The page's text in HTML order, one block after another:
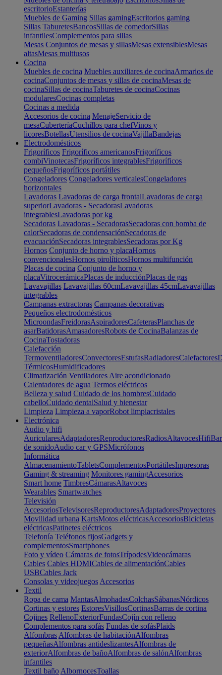
escritorioEstanterías
Muebles de Gaming Sillas gamingEscritorios gaming
Sillas TaburetesBancosSillas de comedorSillas
infantilesComplementos para sillas
Mesas Conjuntos de mesas y sillasMesas extensiblesMesas
altasMesas multiusos
Cocina
Muebles de cocina Muebles auxiliares de cocinaArmarios de
cocinaConjuntos de mesas y sillas de cocinaMesas de
cocinaSillas de cocinaTaburetes de cocinaCocinas
modularesCocinas completas
Cocinas a medida
Accesorios de cocina MenajeServicio de
mesaCuberteríaCuchillos para chefVinos y
licoresBotellasUtensilios de cocinaVajillaBandejas
Electrodomésticos
Frigoríficos Frigoríficos americanosFrigoríficos
combiVinotecasFrigoríficos integrablesFrigoríficos
pequeñosFrigoríficos portátiles
Congeladores Congeladores verticalesCongeladores
horizontales
Lavadoras Lavadoras de carga frontalLavadoras de carga
superiorLavadoras - SecadorasLavadoras
integrablesLavadoras por kg
Secadoras Lavadoras - SecadorasSecadoras con bomba de
calorSecadoras de condensaciónSecadoras de
evacuaciónSecadoras integrablesSecadoras por Kg
Hornos Conjunto de horno y placaHornos
convencionalesHornos pirolíticosHornos multifunción
Placas de cocina Conjunto de horno y
placaVitrocerámicaPlacas de inducciónPlacas de gas
Lavavajillas Lavavajillas 60cmLavavajillas 45cmLavavajillas
integrables
Campanas extractoras Campanas decorativas
Pequeños electrodomésticos
MicroondasFreidorasAspiradoresCafeterasPlanchas de
asarBatidorasAmasadoresRobots de CocinaBalanzas de
CocinaTostadoras
Calefacción
TermoventiladoresConvectoresEstufasRadiadoresCalefactores
TérmicosHumidificadores
Climatización Ventiladores Aire acondicionado
Calentadores de agua Termos eléctricos
Belleza y salud Cuidado de los hombresCuidado
cabelloCuidado dentalSalud y bienestar
Limpieza Limpieza a vaporRobot limpiacristales
Electrónica
Audio y hifi
AuricularesAdaptadoresReproductoresRadiosAltavocesHifi
de sonidoAudio car y GPSMicrófonos
Informática
AlmacenamientoTabletsComplementosPortátilesImpresoras
Gaming & streaming Monitores gamingAccesorios
Smart home TimbresCámarasAltavoces
Wearables Smartwatches
Televisión
AccesoriosTelevisoresReproductoresAdaptadoresProyectores
Movilidad urbana KartsMotos eléctricasAccesoriosBicicletas
eléctricasPatinetes eléctricos
Telefonía Teléfonos fijosGadgets y
complementosSmartphones
Foto y vídeo Cámaras de fotosTrípodesVideocámaras
Cables Cables HDMICables de alimentaciónCables
USBCables Jack
Consolas y videojuegos Accesorios
Textil
Ropa de cama MantasAlmohadasColchasSábanasNórdicos
Cortinas y estores EstoresVisillosCortinasBarras de cortina
Cojines RellenoExteriorFundasCojín con relleno
Complementos para sofás Fundas de sofásPlaids
Alfombras Alfombras de habitaciónAlfombras
pequeñasAlfombras antideslizantesAlfombras de
exteriorAlfombras de bañoAlfombras de salónAlfombras
infantiles
Textil baño AlbornocesToallas